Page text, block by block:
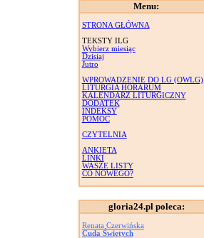
Menu:
STRONA GŁÓWNA
TEKSTY ILG
Wybierz miesiąc
Dzisiaj
Jutro
WPROWADZENIE DO LG (OWLG)
LITURGIA HORARUM
KALENDARZ LITURGICZNY
DODATEK
INDEKSY
POMOC
CZYTELNIA
ANKIETA
LINKI
WASZE LISTY
CO NOWEGO?
gloria24.pl poleca:
Renata Czerwińska
Cuda Świętych